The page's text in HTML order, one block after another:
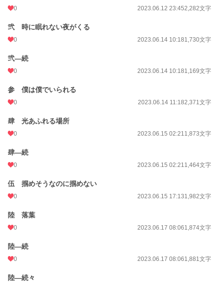
0 2023.06.12 23:452,282文字
弐 時に眠れない夜がくる
0 2023.06.14 10:181,730文字
弐―続
0 2023.06.14 10:181,169文字
参 僕は僕でいられる
0 2023.06.14 11:182,371文字
肆 光あふれる場所
0 2023.06.15 02:211,873文字
肆―続
0 2023.06.15 02:211,464文字
伍 掴めそうなのに掴めない
0 2023.06.15 17:131,982文字
陸 落葉
0 2023.06.17 08:061,874文字
陸―続
0 2023.06.17 08:061,881文字
陸―続々